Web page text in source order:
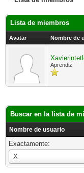
Lista de miembros
Avatar Nombre de
Aprendiz
Buscar en la lista de
Nombre de usuario
Exactamente:
X
Nombre
de
usuario